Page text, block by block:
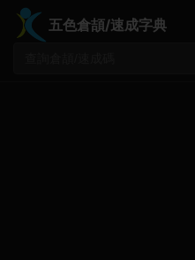
五色倉頡/速成字典